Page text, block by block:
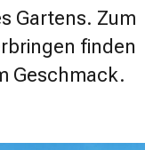
Gartens. Zum
finden
Geschmack.